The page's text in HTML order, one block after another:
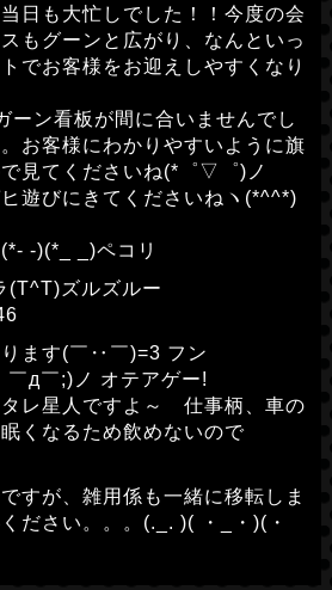
日も大忙しでした！！今度の会
もグーンと広がり、なんといっ
でお客様をお迎えしやすくなり
ン看板が間に合いませんでし
お客様にわかりやすいように旗
見てくださいね(*゜▽゜)ノ
遊びにきてくださいねヽ(*^^*)
-)(*_ _)ペコリ
(T^T)ズルズルー
ます(￣‥￣)=3 フン
д￣;)ノ オテアゲー!
レ星人ですよ～ 仕事柄、車の
くなるため飲めないので
すが、雑用係も一緒に移転しま
ださい。。。(._. )( ・_・)(・